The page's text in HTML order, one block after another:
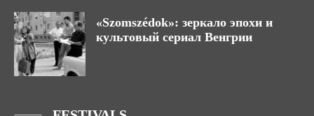
«Szomszédok»: зеркало эпохи и
культовый сериал Венгрии